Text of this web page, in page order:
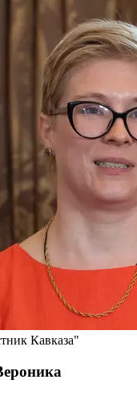
Кавказа"